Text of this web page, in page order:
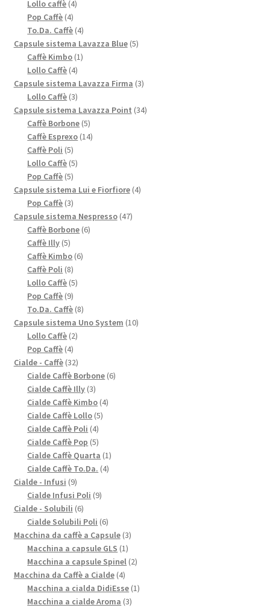
Lollo caffè 44
Pop Caffè 44
prodotti
To.Da. Caffè 44
prodotti
Capsule sistema Lavazza Blue 55
Caffè Kimbo 11
Lollo Caffè 44
prodotti
Capsule sistema Lavazza Firma 33
Lollo Caffè 33
prodotti
Capsule sistema Lavazza Point 3434
Caffè Borbone 55
prodotti
Caffè Esprexo 1414
Caffè Poli 55
prodotti
Lollo Caffè 55
Pop Caffè 55
prodotti
Capsule sistema Lui e Fiorfiore 44
Pop Caffè 33
prodotti
Capsule sistema Nespresso 4747
Caffè Borbone 66
Caffè Illy 55
prodotti
Caffè Kimbo 66
Caffè Poli 88
prodotti
Lollo Caffè 55
Pop Caffè 99
prodotti
To.Da. Caffè 88
prodotti
Capsule sistema Uno System 1010
Lollo Caffè 22
Pop Caffè 44
prodotti
Cialde - Caffè 3232
prodotti
Cialde Caffè Borbone 66
Cialde Caffè Illy 33
prodotti
Cialde Caffè Kimbo 44
Cialde Caffè Lollo 55
Cialde Caffè Poli 44
prodotti
Cialde Caffè Pop 55
prodotti
Cialde Caffè Quarta 11
Cialde Caffè To.Da. 44
Cialde - Infusi 99
prodotti
Cialde Infusi Poli 99
Cialde - Solubili 66
prodotti
Cialde Solubili Poli 66
prodotti
Macchina da caffè a Capsule 33
Macchina a capsule GLS 11
prodotto
Macchina a capsule Spinel 22
Macchina da Caffè a Cialde 44
prodotti
Macchina a cialda DidiEsse 11
Macchina a cialde Aroma 33